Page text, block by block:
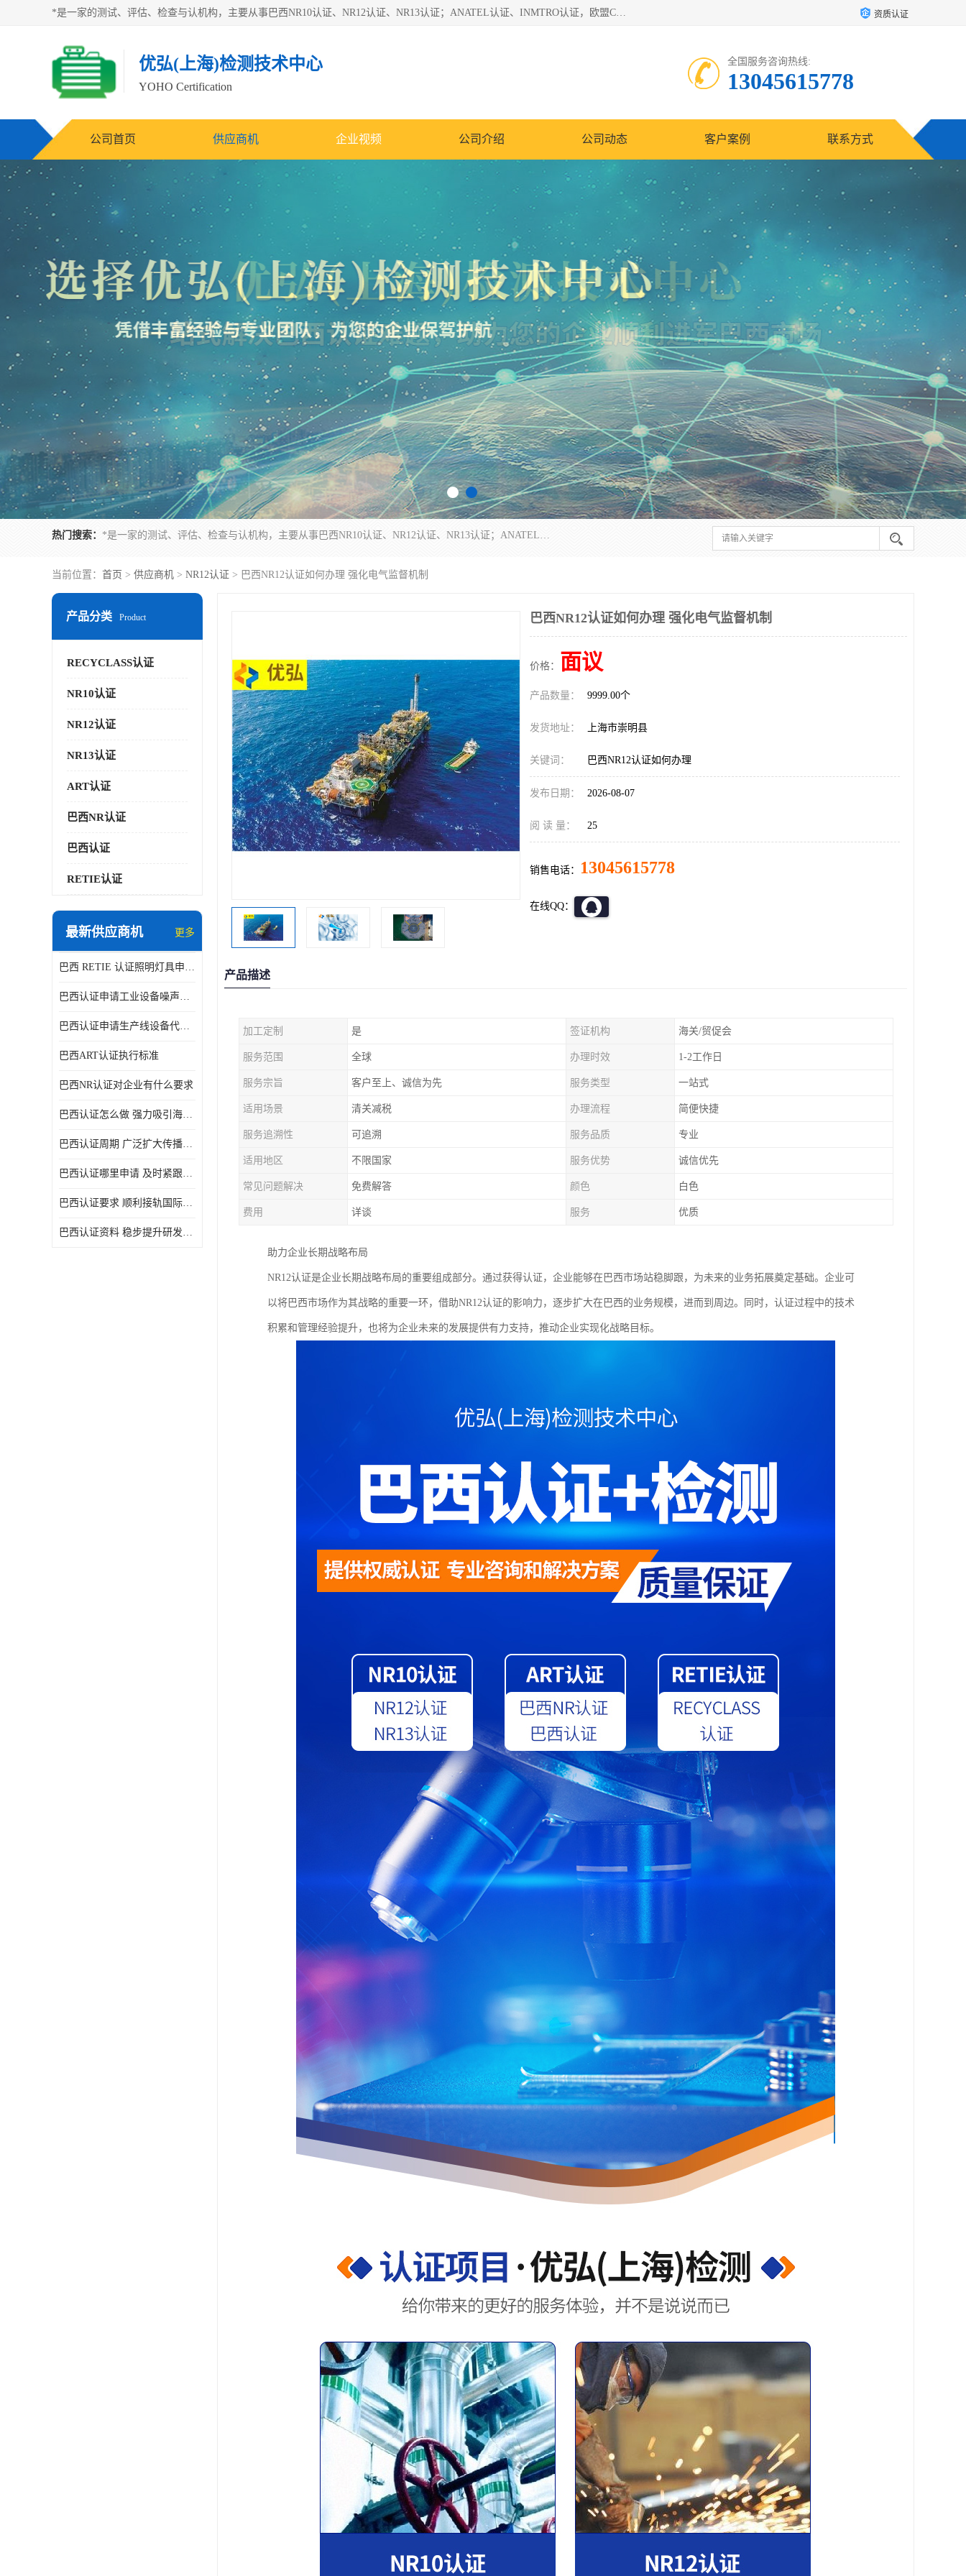
*是一家的测试、评估、检查与认机构，主要从事巴西NR10认证、NR12认证、NR13认证；ANATEL认证、INMTRO认证，欧盟CE认证：MD认证，PED认证，MID认证，ATEX认证，德国蓝色天使认证。 资质认证
优弘(上海)检测技术中心
YOHO Certification
全国服务咨询热线:
13045615778
公司首页 供应商机 企业视频 公司介绍 公司动态 客户案例 联系方式
热门搜索： *是一家的测试、评估、检查与认机构，主要从事巴西NR10认证、NR12认证、NR13认证；ANATEL认证、INMTRO认证，欧盟CE认证：MD认证，PED认证，MID认证，ATEX认证，德国蓝色天使认证。
当前位置： 首页 > 供应商机 > NR12认证 > 巴西NR12认证如何办理 强化电气监督机制
产品分类 Product
RECYCLASS认证
NR10认证
NR12认证
NR13认证
ART认证
巴西NR认证
巴西认证
RETIE认证
最新供应商机 更多
巴西 RETIE 认证照明灯具申请 RETIE 认证
巴西认证申请工业设备噪声控制认证规范
巴西认证申请生产线设备代理机构选择
巴西ART认证执行标准
巴西NR认证对企业有什么要求
巴西认证怎么做 强力吸引海外投资
巴西认证周期 广泛扩大传播范围
巴西认证哪里申请 及时紧跟法规变化
巴西认证要求 顺利接轨国际规范
巴西认证资料 稳步提升研发能力
巴西NR12认证如何办理 强化电气监督机制
价格： 面议
产品数量： 9999.00个
发货地址： 上海市崇明县
关键词： 巴西NR12认证如何办理
发布日期： 2026-08-07
阅 读 量： 25
销售电话： 13045615778
在线QQ：
产品描述
加工定制 是 签证机构 海关/贸促会
服务范围 全球 办理时效 1-2工作日
服务宗旨 客户至上、诚信为先 服务类型 一站式
适用场景 清关减税 办理流程 简便快捷
服务追溯性 可追溯 服务品质 专业
适用地区 不限国家 服务优势 诚信优先
常见问题解决 免费解答 颜色 白色
费用 详谈 服务 优质
助力企业长期战略布局
NR12认证是企业长期战略布局的重要组成部分。通过获得认证，企业能够在巴西市场站稳脚跟，为未来的业务拓展奠定基础。企业可
以将巴西市场作为其战略的重要一环，借助NR12认证的影响力，逐步扩大在巴西的业务规模，进而到周边。同时，认证过程中的技术
积累和管理经验提升，也将为企业未来的发展提供有力支持，推动企业实现化战略目标。